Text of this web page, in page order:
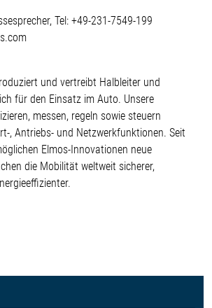
Tel: +49-231-7549-199
und vertreibt Halbleiter und
für den Einsatz im Auto. Unsere
messen, regeln sowie steuern
, Antriebs- und Netzwerkfunktionen. Seit
Elmos-Innovationen neue
die Mobilität weltweit sicherer,